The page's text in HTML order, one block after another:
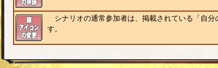
シナリオの通常参加者は、掲載されている「自分
す。